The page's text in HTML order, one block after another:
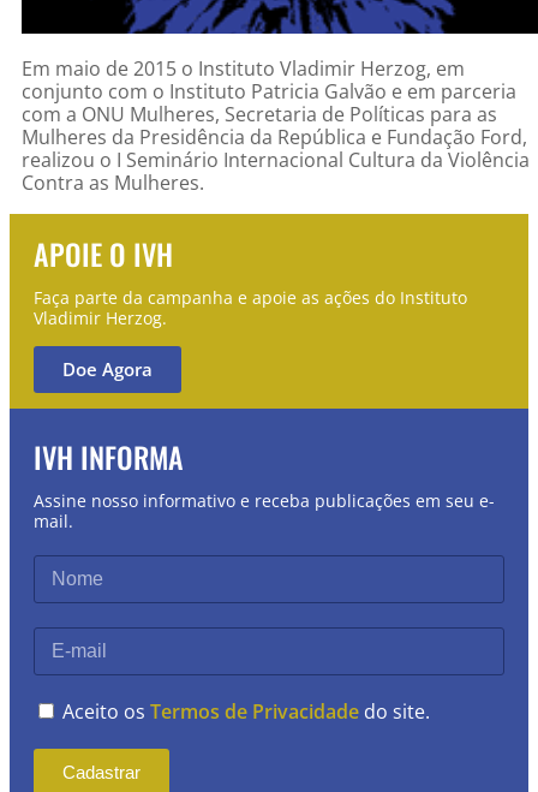
Em maio de 2015 o Instituto Vladimir Herzog, em
conjunto com o Instituto Patricia Galvão e em parceria
com a ONU Mulheres, Secretaria de Políticas para as
Mulheres da Presidência da República e Fundação Ford,
realizou o I Seminário Internacional Cultura da Violência
Contra as Mulheres.
APOIE O IVH
Faça parte da campanha e apoie as ações do Instituto
Vladimir Herzog.
Doe Agora
IVH INFORMA
Assine nosso informativo e receba publicações em seu e-
mail.
Aceito os Termos de Privacidade do site.
Cadastrar